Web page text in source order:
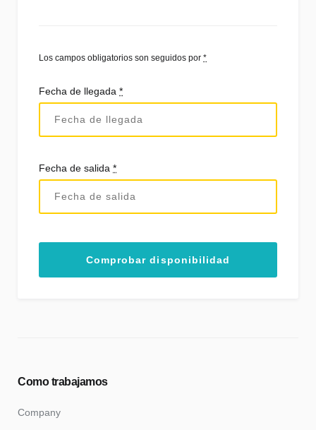
Los campos obligatorios son seguidos por *
Fecha de llegada *
Fecha de salida *
Como trabajamos
Company